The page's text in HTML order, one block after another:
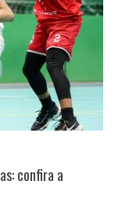
confira a